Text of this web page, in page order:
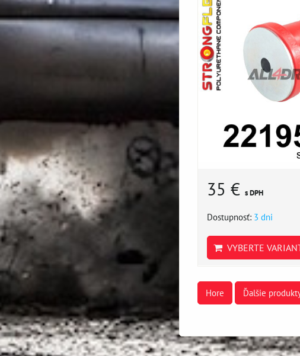
35 € s DPH
Dostupnosť: 3 dni
VYBERTE
Hore Ďalšie